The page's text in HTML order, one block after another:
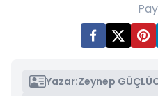
Yazar:Zeynep